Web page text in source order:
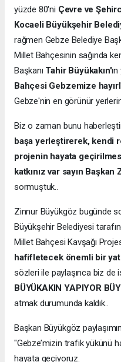
yüzde 80'ni Çevre ve
Kocaeli Büyükşehir
rağmen Gebze Belediye
Millet Bahçesinin sağında
Başkanı Tahir Büyükakın'
Bahçesi Gebzemize
Gebze'nin en görünür
Biz o zaman bunu
başa yerleştirerek, kendi
projenin hayata
katkınız var sayın
sormuştuk..
Zinnur Büyükgöz bugünde
Büyükşehir Belediyesi
Millet Bahçesi Kavşağı
hafifletecek önemli bir
sözleri ile paylaşınca biz de
BÜYÜKAKIN YAPIYOR
atmak durumunda kaldık..
Başkan Büyükgöz
"Gebze’mizin trafik yükünü
hayata geçiyoruz.